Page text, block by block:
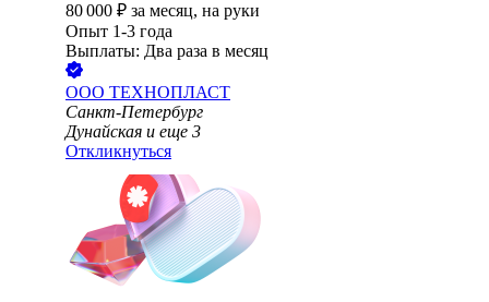
80 000 ₽ за месяц, на руки
Опыт 1-3 года
Выплаты: Два раза в месяц
ООО ТЕХНОПЛАСТ
Санкт-Петербург
Дунайская и еще 3
Откликнуться